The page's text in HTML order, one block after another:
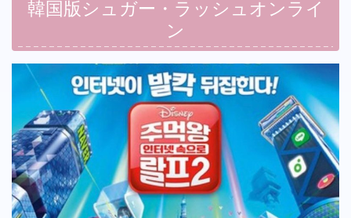
韓国版シュガー・ラッシュオンライ
ン